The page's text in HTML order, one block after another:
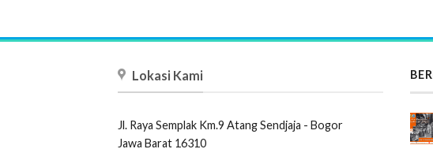
Lokasi Kami
Jl. Raya Semplak Km.9 Atang Sendjaja - Bogor
Jawa Barat 16310